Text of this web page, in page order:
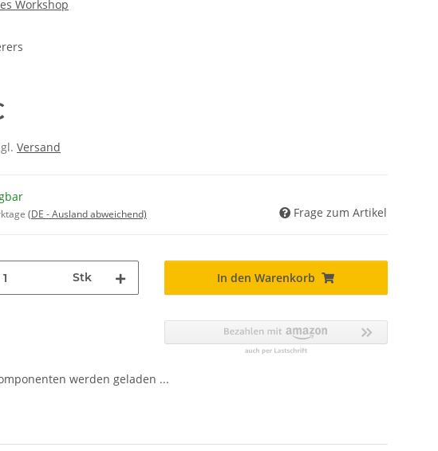
Workshop
Versand
(DE - Ausland abweichend) Frage zum Artikel
Stk In den Warenkorb
werden geladen ...